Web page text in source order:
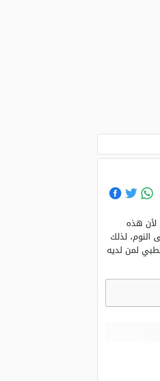
لأن هذه
لذلك
لمن لديه